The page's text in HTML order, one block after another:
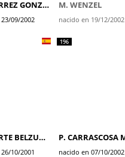
J. GUTIERREZ GONZALEZ
09/2002
M. WENZEL
nacido en 19/12/2002
D. URIARTE BELZUNEGI
10/2001
196
nacido en 07/10/2002